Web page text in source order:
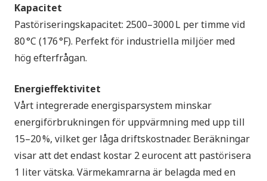
Kapacitet
Pastöriseringskapacitet: 2500–3000 L per timme vid
80 °C (176 °F). Perfekt för industriella miljöer med
hög efterfrågan.
Energieffektivitet
Vårt integrerade energisparsystem minskar
energiförbrukningen för uppvärmning med upp till
15–20 %, vilket ger låga driftskostnader. Beräkningar
visar att det endast kostar 2 eurocent att pastörisera
1 liter vätska. Värmekamrarna är belagda med en